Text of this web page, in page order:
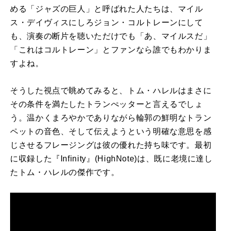
める「ジャズの巨人」と呼ばれた人たちは、マイル
ス・デイヴィスにしろジョン・コルトレーンにして
も、演奏の断片を聴いただけでも「あ、マイルスだ」
「これはコルトレーン」とファンなら誰でもわかりま
すよね。
そうした視点で眺めてみると、トム・ハレルはまさに
その条件を満たしたトランぺッターと言えるでしょ
う。温かくまろやかでありながら輪郭の鮮明なトラン
ペットの音色、そして伝えようという明確な意思を感
じさせるフレージングは彼の優れた持ち味です。最初
に収録した『Infinity』(HighNote)は、既に老境に達し
たトム・ハレルの傑作です。